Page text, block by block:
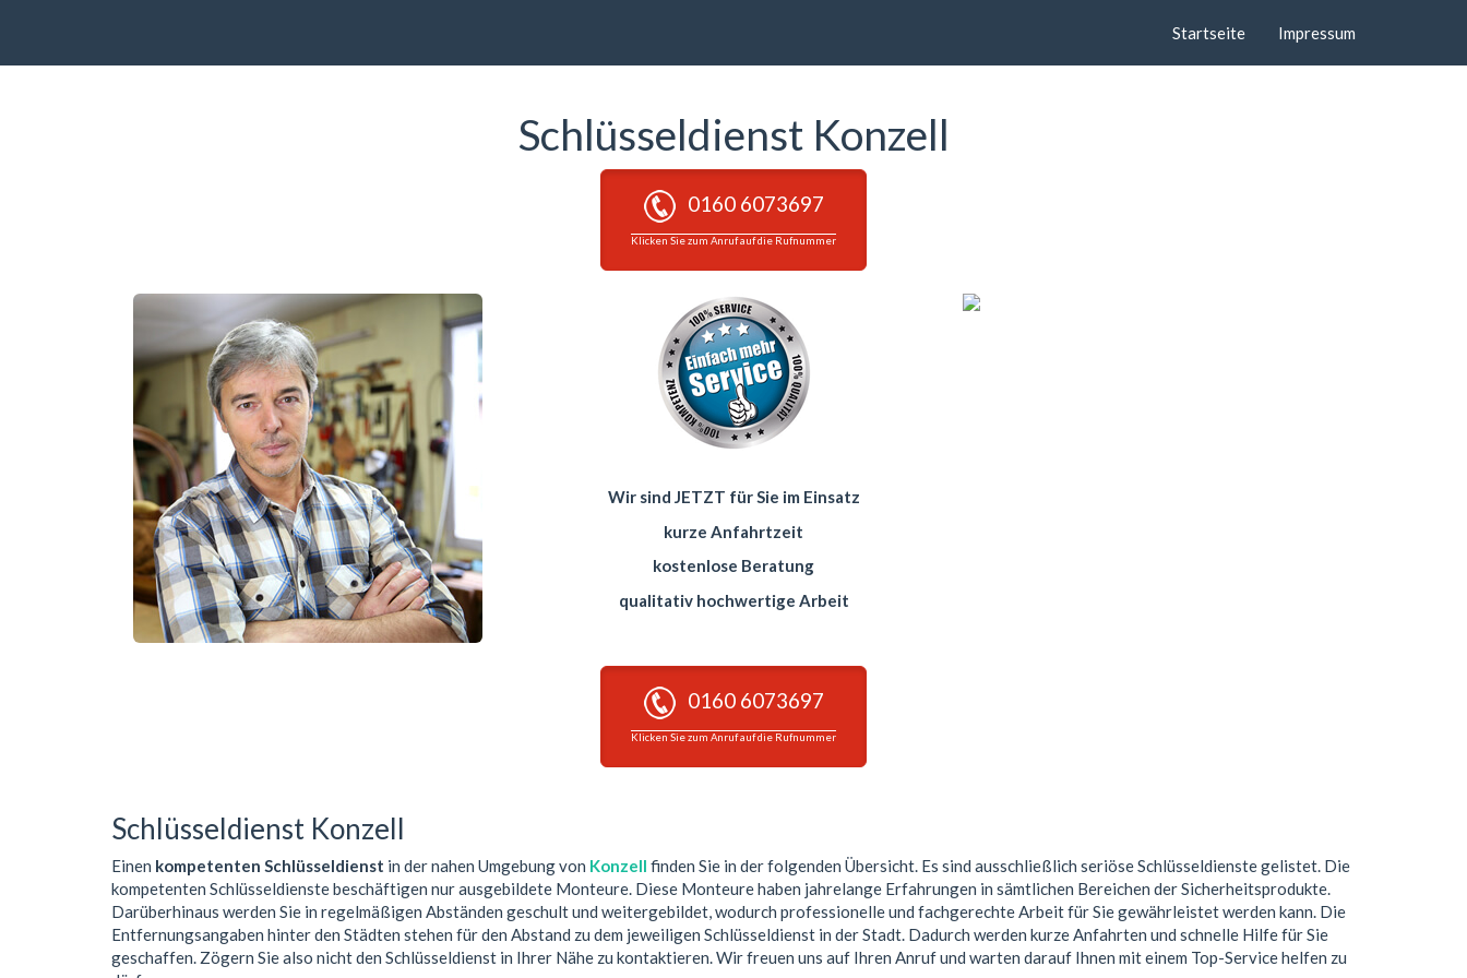
Startseite Impressum
Schlüsseldienst Konzell
0160 6073697
Klicken Sie zum Anruf auf die Rufnummer
Wir sind JETZT für Sie im Einsatz
kurze Anfahrtzeit
kostenlose Beratung
qualitativ hochwertige Arbeit
0160 6073697
Klicken Sie zum Anruf auf die Rufnummer
Schlüsseldienst Konzell
Einen kompetenten Schlüsseldienst in der nahen Umgebung von Konzell finden Sie in der folgenden Übersicht. Es sind ausschließlich seriöse Schlüsseldienste gelistet. Die
kompetenten Schlüsseldienste beschäftigen nur ausgebildete Monteure. Diese Monteure haben jahrelange Erfahrungen in sämtlichen Bereichen der Sicherheitsprodukte.
Darüberhinaus werden Sie in regelmäßigen Abständen geschult und weitergebildet, wodurch professionelle und fachgerechte Arbeit für Sie gewährleistet werden kann. Die
Entfernungsangaben hinter den Städten stehen für den Abstand zu dem jeweiligen Schlüsseldienst in der Stadt. Dadurch werden kurze Anfahrten und schnelle Hilfe für Sie
geschaffen. Zögern Sie also nicht den Schlüsseldienst in Ihrer Nähe zu kontaktieren. Wir freuen uns auf Ihren Anruf und warten darauf Ihnen mit einem Top-Service helfen zu